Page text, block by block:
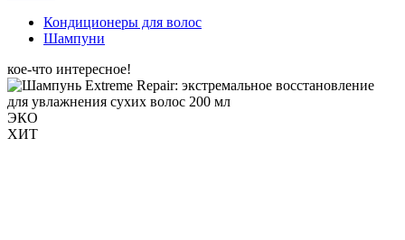
Кондиционеры для волос
Шампуни
кое-что интересное!
ЭКО
ХИТ